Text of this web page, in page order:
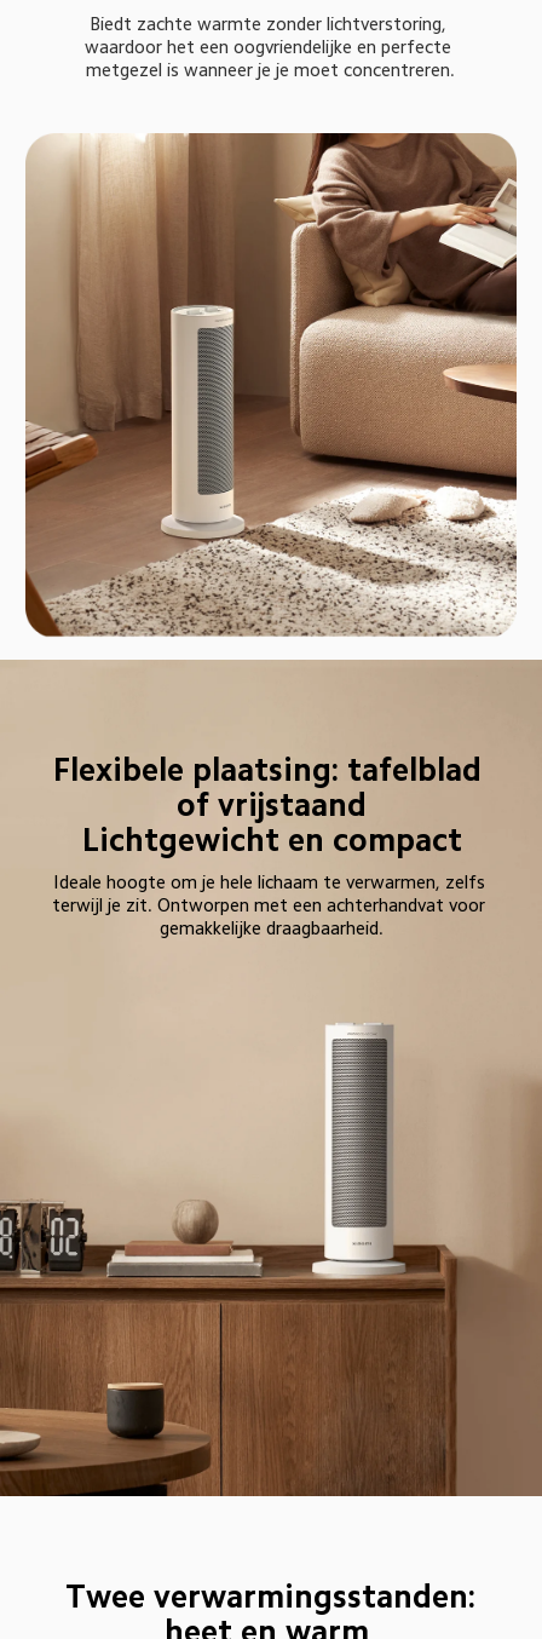
Biedt zachte warmte zonder lichtverstoring,
waardoor het een oogvriendelijke en perfecte
metgezel is wanneer je je moet concentreren.
Flexibele plaatsing: tafelblad
of vrijstaand
Lichtgewicht en compact
Ideale hoogte om je hele lichaam te verwarmen, zelfs
terwijl je zit. Ontworpen met een achterhandvat voor
gemakkelijke draagbaarheid.
Twee verwarmingsstanden:
heet en warm